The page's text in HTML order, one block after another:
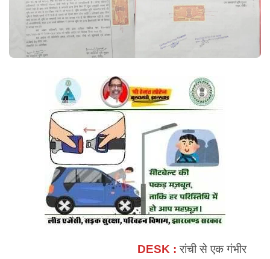
DESK :रांची से एक गंभीर